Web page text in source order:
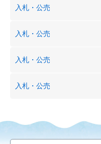
入札・公売
入札・公売
入札・公売
入札・公売